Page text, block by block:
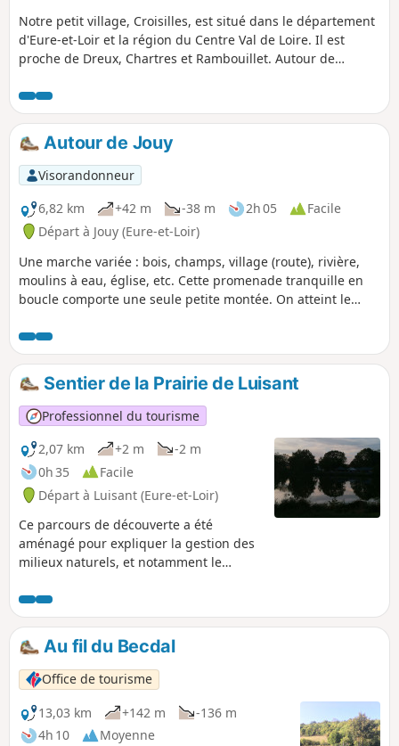
Notre petit village, Croisilles, est situé dans le département
d'Eure-et-Loir et la région du Centre Val de Loire. Il est
proche de Dreux, Chartres et Rambouillet. Autour de
bois. Cette balade découverte permet de découvrir la faune
et la flore locales ainsi que le patrimoine du village. Le
circuit permet de rejoindre le GR® de Pays Vallée de l'Eure
dans le Bois de Ruffin.
Autour de Jouy
Visorandonneur
6,82 km
+42 m -38 m 2h 05
Facile
Départ à Jouy (Eure-et-Loir)
Une marche variée : bois, champs, village (route), rivière,
moulins à eau, église, etc. Cette promenade tranquille en
boucle comporte une seule petite montée. On atteint le
rejoindre la randonnée depuis la Gare de Jouy (700 m) : voir
en Informations Pratiques.
Sentier de la Prairie de Luisant
Professionnel du tourisme
2,07 km
+2 m
-2 m
0h 35
Facile
Départ à Luisant (Eure-et-Loir)
Ce parcours de découverte a été
aménagé pour expliquer la gestion des
milieux naturels, et notamment le
prairies de fond de vallée de l'Eure. Le
site intègre l'espace naturel sensible de
la vallée de l'Eure.
Au fil du Becdal
Office de tourisme
13,03 km
+142 m
-136 m
4h 10
Moyenne